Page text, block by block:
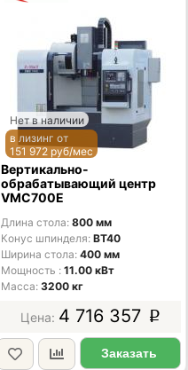
Нет в наличии
в лизинг от
151 972 руб/мес
Вертикально-
обрабатывающий центр
VMC700E
Длина стола 800 мм
Конус шпинделя BT40
Ширина стола 400 мм
Мощность
11.00 кВт
Масса 3200 кг
4 716 357 p
Заказать